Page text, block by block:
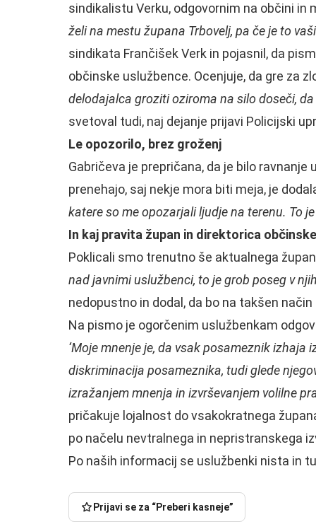
sindikalistu Verku, odgovornim na občini in
želi na mestu župana Trbovelj, pa če je to
sindikata Frančišek Verk in pojasnil, da
občinske uslužbence. Ocenjuje, da gre za
delodajalca groziti oziroma na silo doseči,
svetoval tudi, naj dejanje prijavi Policijski
Le opozorilo, brez groženj
Gabričeva je prepričana, da je bilo
prenehajo, saj nekje mora biti meja, je
katere so me opozarjali ljudje na terenu. To
In kaj pravita župan in direktorica
Poklicali smo trenutno še aktualnega
nad javnimi uslužbenci, to je grob poseg v
nedopustno in dodal, da bo na takšen
Na pismo je ogorčenim uslužbenkam
‘Moje mnenje je, da vsak posameznik izhaja
diskriminacija posameznika, tudi glede
izražanjem mnenja in izvrševanjem volilne
pričakuje lojalnost do vsakokratnega
po načelu nevtralnega in nepristranskega
Po naših informacij se uslužbenki nista in
Prijavi se za “Preberi kasneje”
LakonciZačenja
vodstva
zagorskega
V
otroškega
vrveža,
S
fotoaparatom